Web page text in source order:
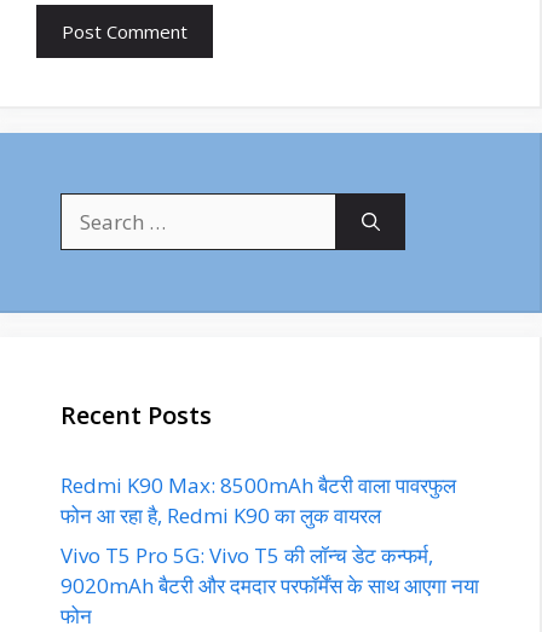
for:
Recent Posts
Redmi K90 Max: 8500mAh बैटरी वाला पावरफुल
फोन आ रहा है, Redmi K90 का लुक वायरल
Vivo T5 Pro 5G: Vivo T5 की लॉन्च डेट कन्फर्म,
9020mAh बैटरी और दमदार परफॉर्मेंस के साथ आएगा नया
फोन